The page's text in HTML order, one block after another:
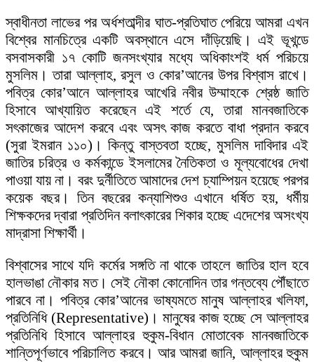
স্বাধীনতা লাভের পর অর্ধশতাব্দীর ঘাত-প্রতিঘাত পেরিয়ে আমরা এখন
বিশ্বের মানচিত্রে একটি অবস্থানে এসে দাঁড়িয়েছি। এই ভূখন্ডে
বসবাসকারী ১৭ কোটি জনসংখ্যার মধ্যে অধিকাংশই ধর্ম পরিচয়ে
মুসলিম। তারা আল্লাহ, রসুল ও কোর’আনের উপর বিশ্বাস রাখে।
পবিত্র কোর’আনে আল্লাহর আখেরি নবীর উম্মাহকে শ্রেষ্ঠ জাতি
হিসাবে আখ্যায়িত করেছেন এই শর্তে যে, তারা মানবজাতিকে
সৎকাজের আদেশ করবে এবং অসৎ কাজ করতে বাধা প্রদান করবে
(সুরা ইমরান ১১০)। কিন্তু বাস্তবতা হচ্ছে, মুসলিম দাবিদার এই
জাতির চরিত্র ও কর্মকান্ডে ইসলামের নৈতিকতা ও মূল্যবোধের দেখা
পাওয়া যায় না। বরং দুর্নীতিতে আমাদের দেশ চ্যাম্পিয়ন হয়েছে পরপর
কয়েক বছর। তিন বছরের কন্যাশিশুও এখানে ধর্ষিত হয়, ধর্মীয়
শিক্ষকদের দ্বারা প্রতিদিন বলাৎকারের শিকার হচ্ছে এদেশের অসংখ্য
মাদ্রাসা শিক্ষার্থী।
বিশ্বাসের সাথে যদি কর্মের সঙ্গতি না থাকে তাহলে জাতির হাল হবে
হালভাঙা নৌকার মত। সেই নৌকা কোনোদিন তার গন্তব্যে পৌঁছাতে
পারবে না। পবিত্র কোর’আনের ভাষ্যমতে মানুষ আল্লাহর খলিফা,
প্রতিনিধি (Representative)। মানুষের কাজ হচ্ছে সে আল্লাহর
প্রতিনিধি হিসাবে আল্লাহর হুকুম-বিধান মোতাবেক মানবজাতিকে
শান্তিপূর্ণভাবে পরিচালিত করবে। আর আমরা জানি, আল্লাহর হুকুম